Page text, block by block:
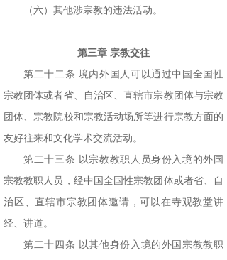
（六）其他涉宗教的违法活动。
第三章 宗教交往
第二十二条 境内外国人可以通过中国全国性
宗教团体或者省、自治区、直辖市宗教团体与宗教
团体、宗教院校和宗教活动场所等进行宗教方面的
友好往来和文化学术交流活动。
第二十三条 以宗教教职人员身份入境的外国
宗教教职人员，经中国全国性宗教团体或者省、自
治区、直辖市宗教团体邀请，可以在寺观教堂讲
经、讲道。
第二十四条 以其他身份入境的外国宗教教职